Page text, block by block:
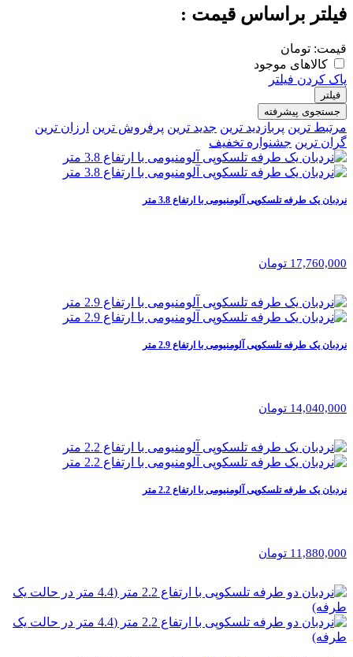
فیلتر براساس قیمت :
قیمت: تومان
کالاهای موجود
پاک کردن فیلتر
فیلتر
جستجوی پیشرفته
مرتبط ترین پربازدید ترین جدید ترین پرفروش ترین ارزان ترین
گران ترین جشنواره تخفیف
نردبان یک طرفه تلسکوپی آلومنیومی با ارتفاع 3.8 متر
17,760,000 تومان
نردبان یک طرفه تلسکوپی آلومنیومی با ارتفاع 2.9 متر
14,040,000 تومان
نردبان یک طرفه تلسکوپی آلومنیومی با ارتفاع 2.2 متر
11,880,000 تومان